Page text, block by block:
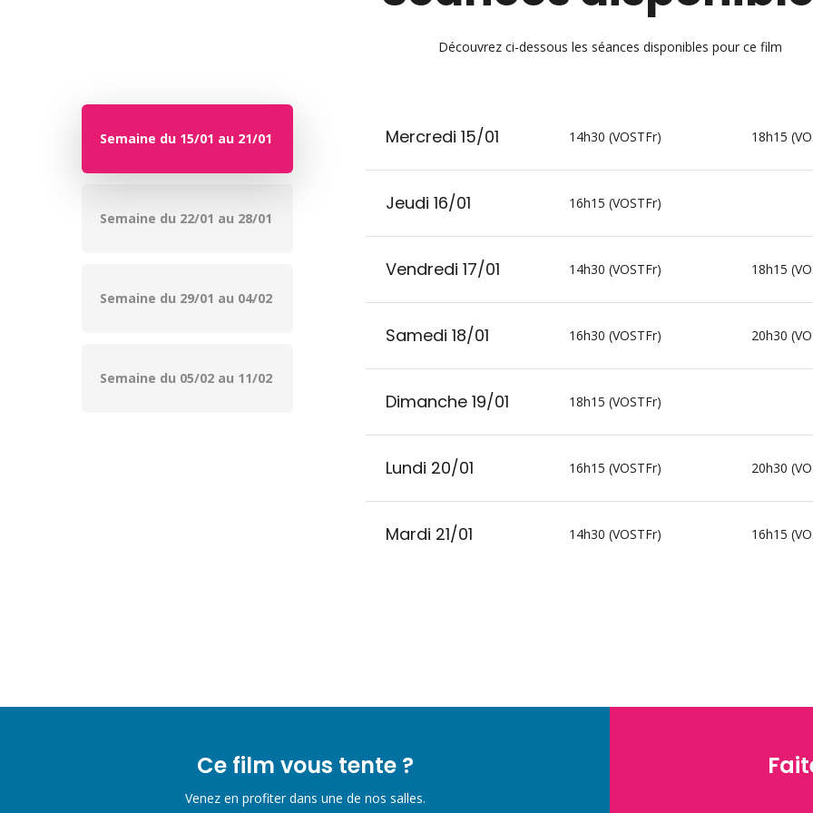
Découvrez ci-dessous les séances disponibles pour ce film
Semaine du 15/01 au 21/01
Semaine du 22/01 au 28/01
Semaine du 29/01 au 04/02
Semaine du 05/02 au 11/02
Mercredi 15/01 14h30 (VOSTFr) 18h15
Jeudi 16/01 16h15 (VOSTFr)
Vendredi 17/01 14h30 (VOSTFr) 18h15
Samedi 18/01 16h30 (VOSTFr) 20h30
Dimanche 19/01 18h15 (VOSTFr)
Lundi 20/01 16h15 (VOSTFr) 20h30
Mardi 21/01 14h30 (VOSTFr) 16h15
Ce film vous tente ?
Venez en profiter dans une de nos salles.